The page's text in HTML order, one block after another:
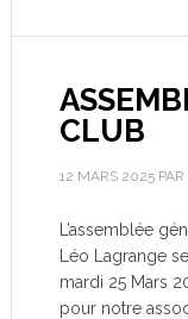
CLUB
12 MARS 2025PAR
L’assemblée
Léo Lagrange
mardi 25 Mars
pour notre